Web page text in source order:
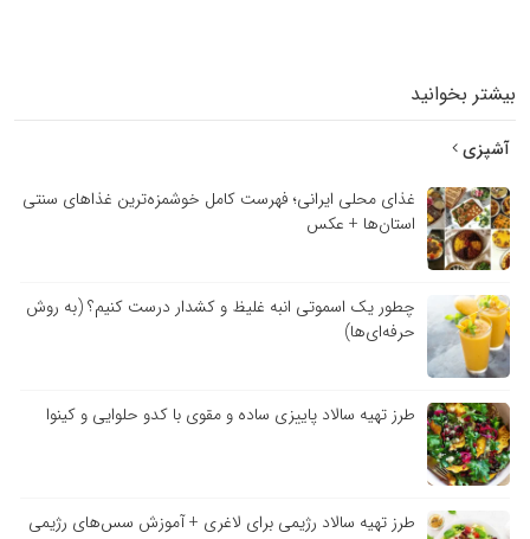
بیشتر بخوانید
آشپزی
غذای محلی ایرانی؛ فهرست کامل خوشمزه‌ترین غذاهای سنتی
استان‌ها + عکس
چطور یک اسموتی انبه غلیظ و کشدار درست کنیم؟ (به روش
حرفه‌ای‌ها)
طرز تهیه سالاد پاییزی ساده و مقوی با کدو حلوایی و کینوا
طرز تهیه سالاد رژیمی برای لاغری + آموزش سس‌های رژیمی